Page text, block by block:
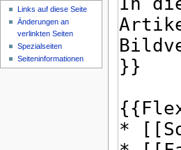
Links auf diese Seite
Änderungen an
verlinkten Seiten
Spezialseiten
Seiten­informationen